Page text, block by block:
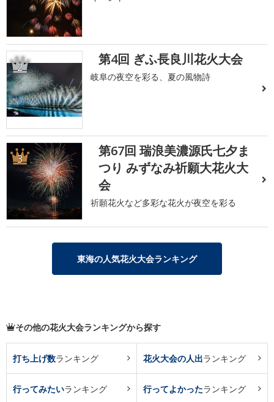
2 第4回 ぎふ長良川花火大会
岐阜の夜空を彩る、夏の風物詩
3
第67回 瑞浪美濃源氏七夕ま
つり みずなみ祈願大花火大
会
祈願花火など多彩な花火が夜空を彩る
東海の人気花火大会ランキング
その他の花火大会ランキングから探す
打ち上げ数ランキング 花火大会の人出ランキング
行ってみたいランキング 行ってよかったランキング